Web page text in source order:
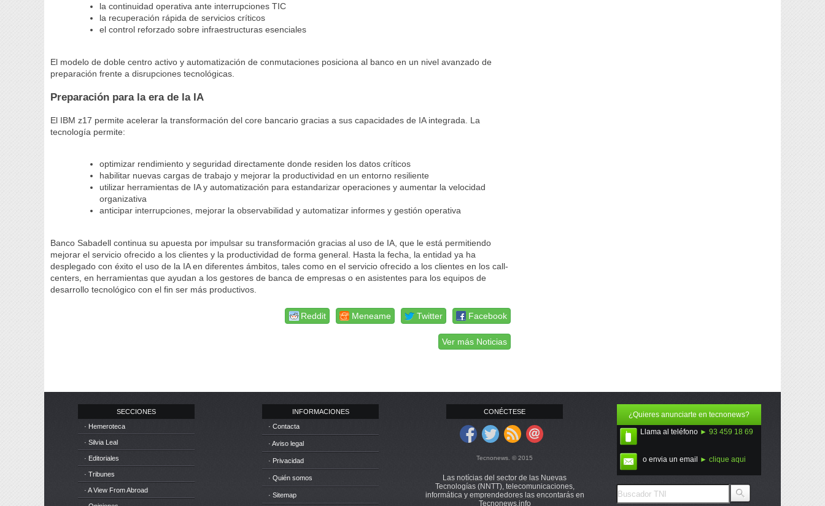
la continuidad operativa ante interrupciones TIC
la recuperación rápida de servicios críticos
el control reforzado sobre infraestructuras esenciales
El modelo de doble centro activo y automatización de conmutaciones posiciona al banco en un nivel avanzado de
preparación frente a disrupciones tecnológicas.
Preparación para la era de la IA
El IBM z17 permite acelerar la transformación del core bancario gracias a sus capacidades de IA integrada. La
tecnología permite:
optimizar rendimiento y seguridad directamente donde residen los datos críticos
habilitar nuevas cargas de trabajo y mejorar la productividad en un entorno resiliente
utilizar herramientas de IA y automatización para estandarizar operaciones y aumentar la velocidad
organizativa
anticipar interrupciones, mejorar la observabilidad y automatizar informes y gestión operativa
Banco Sabadell continua su apuesta por impulsar su transformación gracias al uso de IA, que le está permitiendo
mejorar el servicio ofrecido a los clientes y la productividad de forma general. Hasta la fecha, la entidad ya ha
desplegado con éxito el uso de la IA en diferentes ámbitos, tales como en el servicio ofrecido a los clientes en los call-
centers, en herramientas que ayudan a los gestores de banca de empresas o en asistentes para los equipos de
desarrollo tecnológico con el fin ser más productivos.
Facebook
Twitter
Meneame
Reddit
Ver más Noticias
SECCIONES
· Hemeroteca
· Silvia Leal
· Editoriales
· Tribunes
· A View From Abroad
INFORMACIONES
· Contacta
· Aviso legal
· Privacidad
· Quién somos
· Sitemap
CONÉCTESE
Tecnonews. © 2015
Las notícias del sector de las Nuevas
Tecnologías (NNTT), telecomunicaciones,
informática y emprendedores las encontarás en
Tecnonews.info
¿Quieres anunciarte en tecnonews?
Llama al teléfono ► 93 459 18 69
o envia un email ► clique aqui